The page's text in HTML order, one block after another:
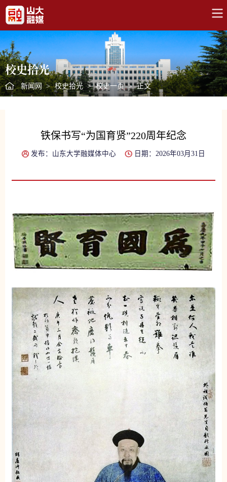
校史拾光
新闻网 > 校史拾光 > 校史一页 > 正文
铁保书写“为国育贤”220周年纪念
发布：山东大学融媒体中心 日期：2026年03月31日